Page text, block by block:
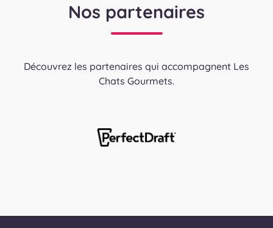
Nos partenaires
Découvrez les partenaires qui accompagnent Les
Chats Gourmets.